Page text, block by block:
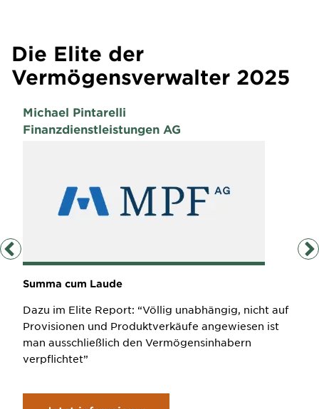
Die Elite der
Vermögensverwalter 2025
Michael Pintarelli
Finanzdienstleistungen AG
Summa cum Laude
Dazu im Elite Report: “Völlig unabhängig, nicht auf
Provisionen und Produktverkäufe angewiesen ist
man ausschließlich den Vermögensinhabern
verpflichtet”